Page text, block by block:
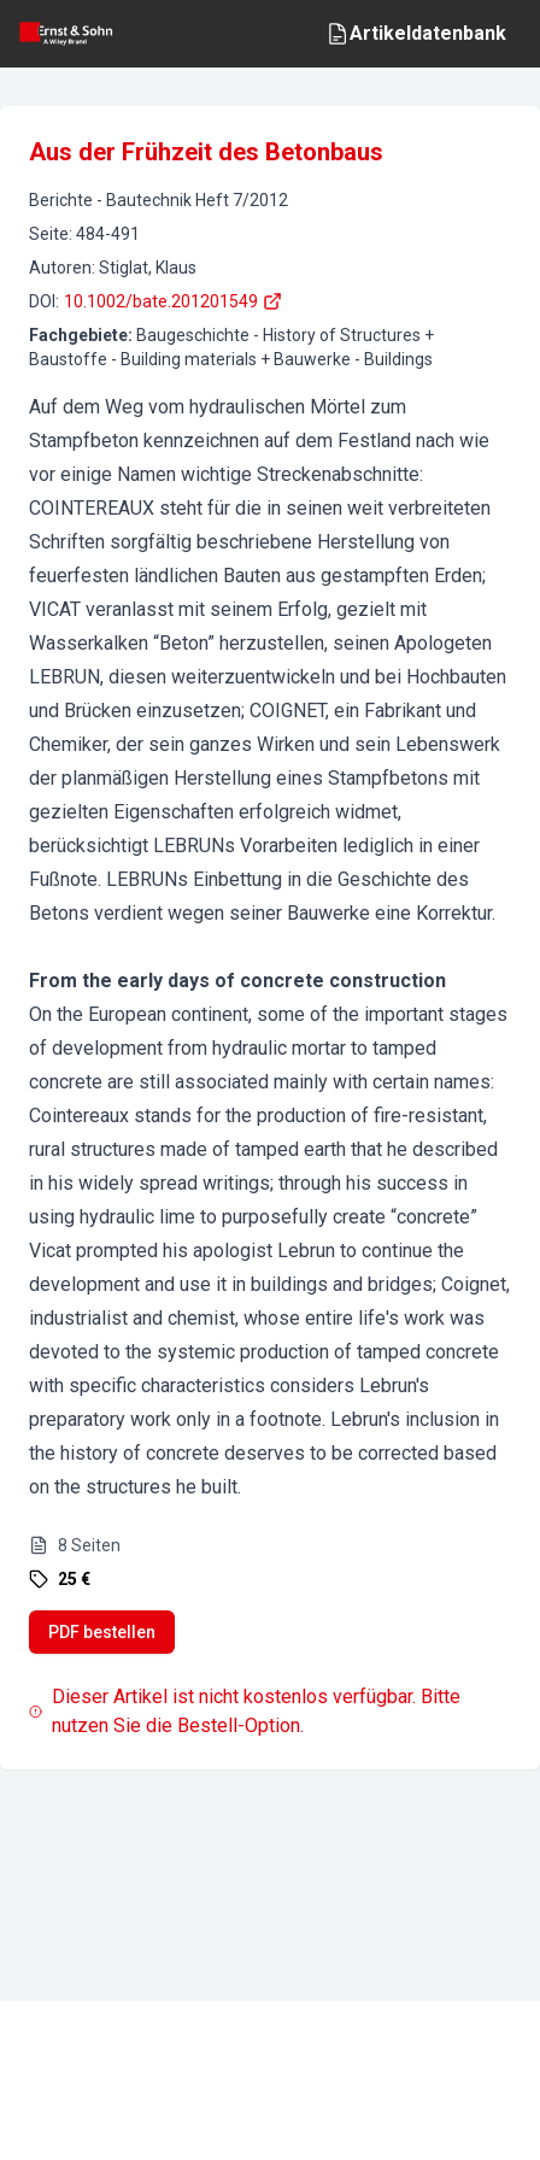
Artikeldatenbank
Aus der Frühzeit des Betonbaus
Berichte - Bautechnik Heft 7/2012
Seite: 484-491
Autoren: Stiglat, Klaus
DOI : 10.1002/bate.201201549
Fachgebiete: Baugeschichte - History of Structures +
Baustoffe - Building materials + Bauwerke - Buildings
Auf dem Weg vom hydraulischen Mörtel zum
Stampfbeton kennzeichnen auf dem Festland nach wie
vor einige Namen wichtige Streckenabschnitte:
COINTEREAUX steht für die in seinen weit verbreiteten
Schriften sorgfältig beschriebene Herstellung von
feuerfesten ländlichen Bauten aus gestampften Erden;
VICAT veranlasst mit seinem Erfolg, gezielt mit
Wasserkalken “Beton” herzustellen, seinen Apologeten
LEBRUN, diesen weiterzuentwickeln und bei Hochbauten
und Brücken einzusetzen; COIGNET, ein Fabrikant und
Chemiker, der sein ganzes Wirken und sein Lebenswerk
der planmäßigen Herstellung eines Stampfbetons mit
gezielten Eigenschaften erfolgreich widmet,
berücksichtigt LEBRUNs Vorarbeiten lediglich in einer
Fußnote. LEBRUNs Einbettung in die Geschichte des
Betons verdient wegen seiner Bauwerke eine Korrektur.
From the early days of concrete construction
On the European continent, some of the important stages
of development from hydraulic mortar to tamped
concrete are still associated mainly with certain names:
Cointereaux stands for the production of fire-resistant,
rural structures made of tamped earth that he described
in his widely spread writings; through his success in
using hydraulic lime to purposefully create “concrete”
Vicat prompted his apologist Lebrun to continue the
development and use it in buildings and bridges; Coignet,
industrialist and chemist, whose entire life's work was
devoted to the systemic production of tamped concrete
with specific characteristics considers Lebrun's
preparatory work only in a footnote. Lebrun's inclusion in
the history of concrete deserves to be corrected based
on the structures he built.
8 Seiten
25 €
PDF bestellen
Dieser Artikel ist nicht kostenlos verfügbar. Bitte
nutzen Sie die Bestell-Option.